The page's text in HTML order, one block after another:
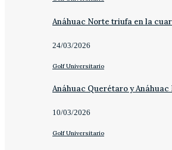
Anáhuac Norte triufa en la
24/03/2026
Golf Universitario
Anáhuac Querétaro y
10/03/2026
Golf Universitario